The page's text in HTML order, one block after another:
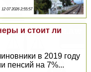
12 07 2026 2:55:57
и стоит ли
в 2019 году
пенсий на 7%...